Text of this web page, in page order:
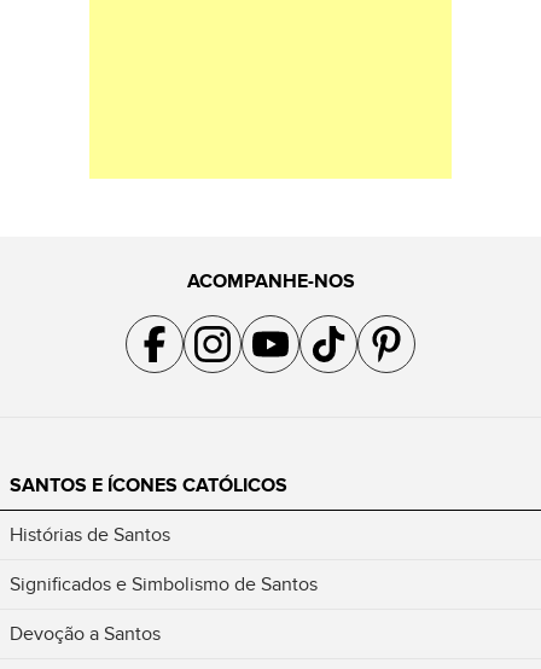
ACOMPANHE-NOS
Acompanhe a gente no Facebook
Acompanhe a gente no Instagram
Acompanhe a gente no YouTube
Acompanhe a gente no TikTok
Acompanhe a gente no
SANTOS E ÍCONES CATÓLICOS
Histórias de Santos
Significados e Simbolismo de Santos
Devoção a Santos